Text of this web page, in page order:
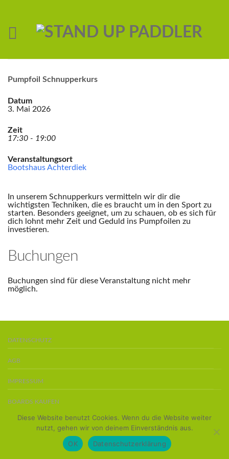
Pumpfoil Schnupperkurs
Datum
3. Mai 2026
Zeit
17:30 - 19:00
Veranstaltungsort
Bootshaus Achterdiek
In unserem Schnupperkurs vermitteln wir dir die
wichtigsten Techniken, die es braucht um in den Sport zu
starten. Besonders geeignet, um zu schauen, ob es sich für
dich lohnt mehr Zeit und Geduld ins Pumpfoilen zu
investieren.
Buchungen
Buchungen sind für diese Veranstaltung nicht mehr
möglich.
DATENSCHUTZ
AGB
IMPRESSUM
BOARDS KAUFEN
Copyright 2016 ©Team Stand-Up-Paddler
Diese Website benutzt Cookies. Wenn du die Website weiter
nutzt, gehen wir von deinem Einverständnis aus.
OK
Datenschutzerklärung